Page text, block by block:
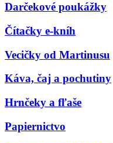
Darčekové poukážky
Čítačky e-kníh
Vecičky od Martinusu
Káva, čaj a pochutiny
Hrnčeky a fľaše
Papiernictvo